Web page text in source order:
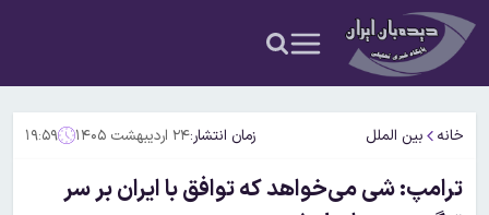
خانه بین الملل زمان انتشار:۲۴ اردیبهشت ۱۴۰۵ ۱۹:۵۹
ترامپ: شی می‌خواهد که توافق با ایران بر سر